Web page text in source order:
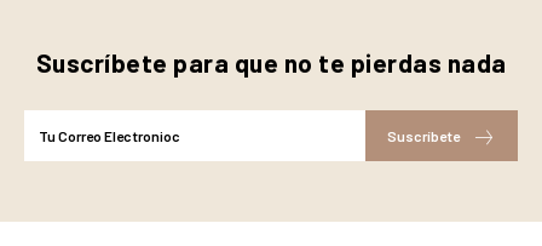
Suscríbete para que no te pierdas nada
Suscríbete